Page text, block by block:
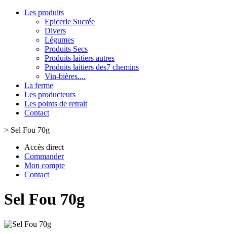
Les produits
Epicerie Sucrée
Divers
Légumes
Produits Secs
Produits laitiers autres
Produits laitiers des7 chemins
Vin-bières....
La ferme
Les producteurs
Les points de retrait
Contact
> Sel Fou 70g
Accès direct
Commander
Mon compte
Contact
Sel Fou 70g